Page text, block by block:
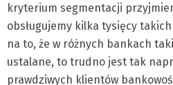
kryterium segmentacji
obsługujemy kilka tysięcy
na to, że w różnych bankach
ustalane, to trudno jest tak
prawdziwych klientów